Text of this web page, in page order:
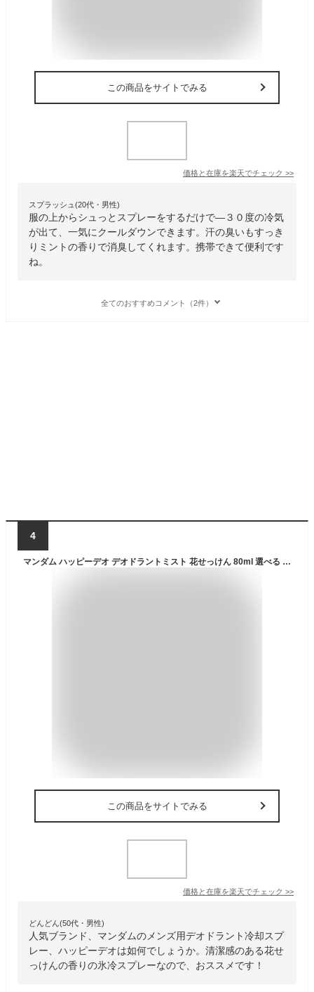
この商品をサイトでみる
価格と在庫を楽天でチェック >>
スプラッシュ(20代・男性)
服の上からシュっとスプレーをするだけで―３０度の冷気
が出て、一気にクールダウンできます。汗の臭いもすっき
りミントの香りで消臭してくれます。携帯できて便利です
ね。
全てのおすすめコメント（2件）
4
マンダム ハッピーデオ デオドラントミスト 花せっけん 80ml 選べる 汗 冷却 グッズ 殺菌成分 ミスト メンズ 脇 制汗剤スプレー 冷却スプレー 衣類用 熱中症対策グッズ 長時間 工事現場 農作業 マンダムハッピーデオ
この商品をサイトでみる
価格と在庫を楽天でチェック >>
どんどん(50代・男性)
人気ブランド、マンダムのメンズ用デオドラント冷却スプ
レー、ハッピーデオは如何でしょうか。清潔感のある花せ
っけんの香りの氷冷スプレーなので、おススメです！